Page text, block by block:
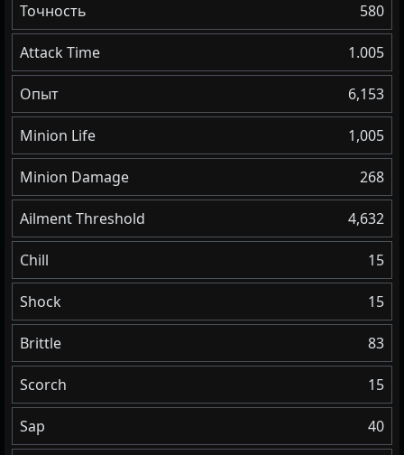
Точность 580
Attack Time 1.005
Опыт 6,153
Minion Life 1,005
Minion Damage 268
Ailment Threshold 4,632
Chill 15
Shock 15
Brittle 83
Scorch 15
Sap 40